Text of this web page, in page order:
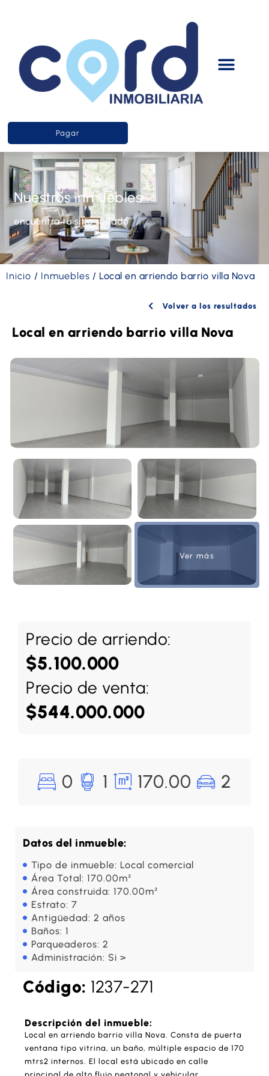
Pagar
Nuestros inmuebles
encuentra tu sitio soñado
Inicio / Inmuebles / Local en arriendo barrio villa Nova
Local en arriendo barrio villa Nova
Volver a los resultados
Ver más
Precio de arriendo:
$5.100.000
Precio de venta:
$544.000.000
0 1 170.00 2
Datos del inmueble:
Tipo de inmueble: Local comercial
Área Total: 170.00m²
Área construida: 170.00m²
Estrato: 7
Antigüedad: 2 años
Baños: 1
Parqueaderos: 2
Administración: Si >
Código: 1237-271
Descripción del inmueble:
Local en arriendo barrio villa Nova. Consta de puerta
ventana tipo vitrina, un baño, múltiple espacio de 170
mtrs2 internos. El local está ubicado en calle